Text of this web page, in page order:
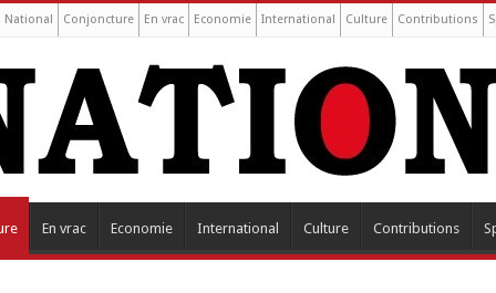
National Conjoncture En vrac Economie International Culture Contributions
En vrac Economie International Culture Contributions